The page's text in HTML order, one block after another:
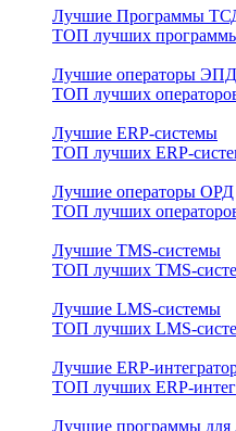
Лучшие Программы
ТОП лучших
Лучшие операторы ЭПД
ТОП лучших
Лучшие ERP-системы
ТОП лучших ERP-
Лучшие операторы ОРД
ТОП лучших
Лучшие TMS-системы
ТОП лучших TMS-
Лучшие LMS-системы
ТОП лучших LMS-
Лучшие ERP-
ТОП лучших ERP-
Лучшие программы для